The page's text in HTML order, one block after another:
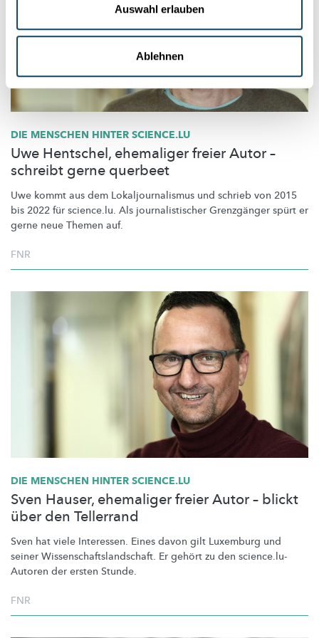
Auswahl erlauben
Ablehnen
DIE MENSCHEN HINTER SCIENCE.LU
Uwe Hentschel, ehemaliger freier Autor –
schreibt gerne querbeet
Uwe kommt aus dem Lokaljournalismus und schrieb von 2015
bis 2022 für science.lu. Als journalistischer Grenzgänger spürt er
gerne neue Themen auf.
FNR
DIE MENSCHEN HINTER SCIENCE.LU
Sven Hauser, ehemaliger freier Autor – blickt
über den Tellerrand
Sven hat viele Interessen. Eines davon gilt Luxemburg und
seiner Wissenschaftslandschaft. Er gehört zu den science.lu-
Autoren der ersten Stunde.
FNR